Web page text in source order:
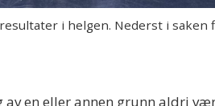
i helgen. Nederst i
en eller annen grunn aldri